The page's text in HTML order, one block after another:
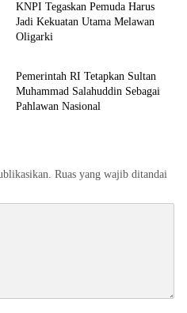
KNPI Tegaskan Pemuda Harus
Jadi Kekuatan Utama Melawan
Oligarki
Uncategorized
Pemerintah RI Tetapkan Sultan
Muhammad Salahuddin Sebagai
Pahlawan Nasional
Ruas yang wajib ditandai